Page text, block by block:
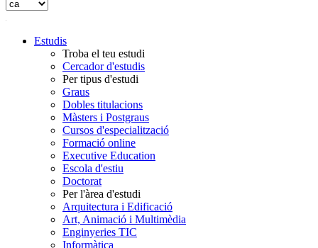
Estudis
Troba el teu estudi
Cercador d'estudis
Per tipus d'estudi
Graus
Dobles titulacions
Màsters i Postgraus
Cursos d'especialització
Formació online
Executive Education
Escola d'estiu
Doctorat
Per l'àrea d'estudi
Arquitectura i Edificació
Art, Animació i Multimèdia
Enginyeries TIC
Informàtica